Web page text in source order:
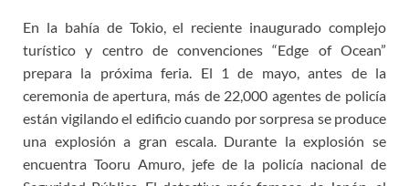
En la bahía de Tokio, el reciente inaugurado complejo
turístico y centro de convenciones “Edge of Ocean”
prepara la próxima feria. El 1 de mayo, antes de la
ceremonia de apertura, más de 22,000 agentes de policía
están vigilando el edificio cuando por sorpresa se produce
una explosión a gran escala. Durante la explosión se
encuentra Tooru Amuro, jefe de la policía nacional de